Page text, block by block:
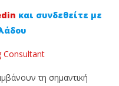
και συνδεθείτε με
Consultant
τη σημαντική